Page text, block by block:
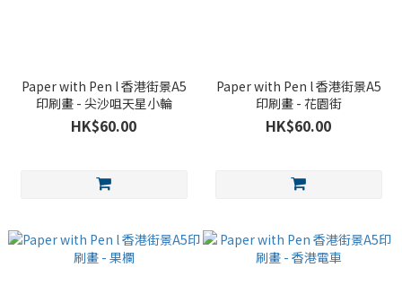
Paper with Pen l 香港街景A5
印刷畫 - 尖沙咀天星小輪
HK$60.00
Paper with Pen l 香港街景A5
印刷畫 - 花園街
HK$60.00